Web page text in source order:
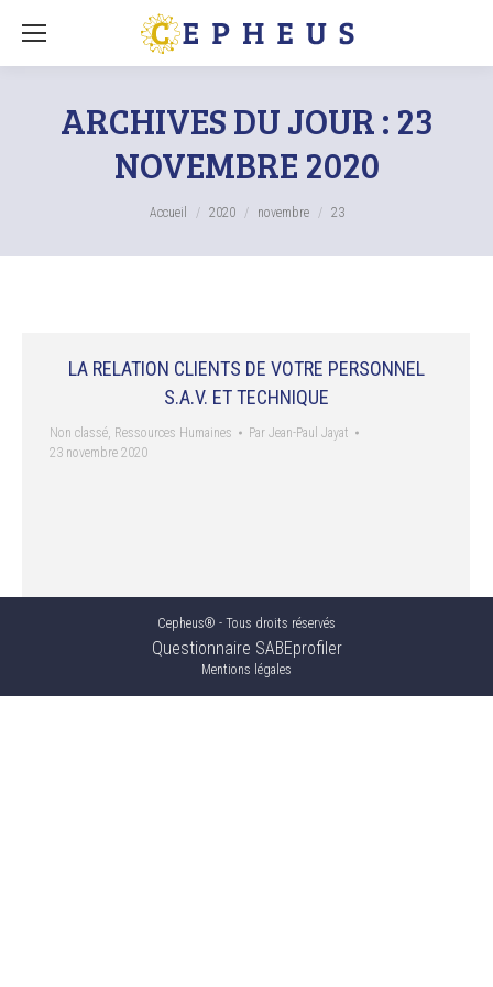
ARCHIVES DU JOUR : 23
NOVEMBRE 2020
Accueil 2020 novembre 23
LA RELATION CLIENTS DE VOTRE PERSONNEL
S.A.V. ET TECHNIQUE
Non classé, Ressources Humaines Par Jean-Paul Jayat
23 novembre 2020
Cepheus® - Tous droits réservés
Questionnaire SABEprofiler
Mentions légales